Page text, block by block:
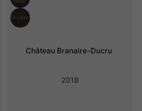
Château Branaire-Ducru
2018